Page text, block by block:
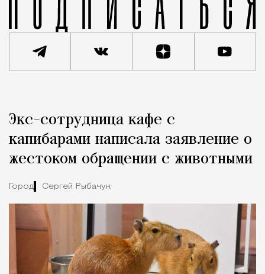
Город
Экс-сотрудница кафе с
капибарами написала заявление о
жестоком обращении с животными
Город Сергей Рыбачук